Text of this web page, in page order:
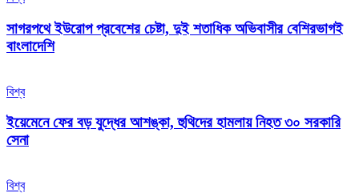
সাগরপথে ইউরোপ প্রবেশের চেষ্টা, দুই শতাধিক অভিবাসীর বেশিরভাগই
বাংলাদেশি
বিশ্ব
ইয়েমেনে ফের বড় যুদ্ধের আশঙ্কা, হুথিদের হামলায় নিহত ৩০ সরকারি
সেনা
বিশ্ব